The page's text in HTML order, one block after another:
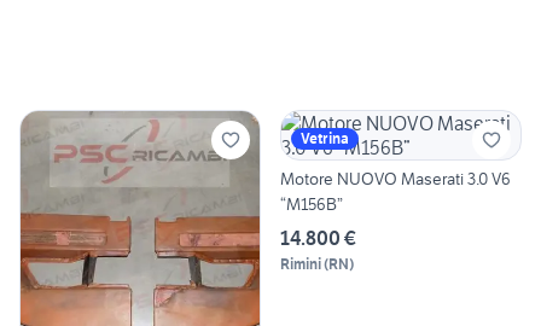
Vetrina
Motore NUOVO Maserati 3.0 V6
“M156B”
14.800 €
Rimini(RN)